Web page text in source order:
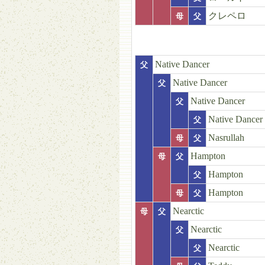
母 父 クレペロ
父 Native Dancer
父 Native Dancer
父 Native Dancer
父 Native Dancer
母 父 Nasrullah
母 父 Hampton
父 Hampton
母 父 Hampton
母 父 Nearctic
父 Nearctic
父 Nearctic